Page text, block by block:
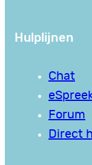
Hulplijnen
Chat
Forum
Direct